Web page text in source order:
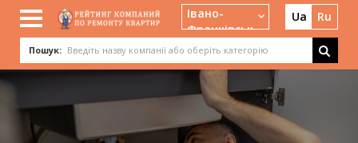
Івано-
Франківськ
Ua Ru
Пошук: